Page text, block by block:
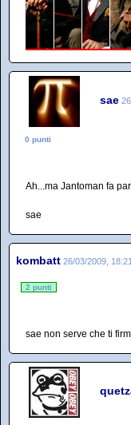
sae
0 punti
Ah...ma Jantoman fa
sae
kombatt 26/03/2009, 18:21
2 punti
sae non serve che ti